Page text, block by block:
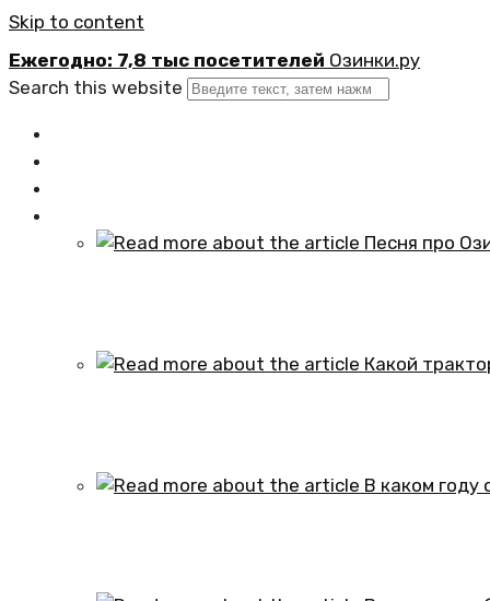
Skip to content
Ежегодно: 7,8 тыс посетителей Озинки.ру
Search this website